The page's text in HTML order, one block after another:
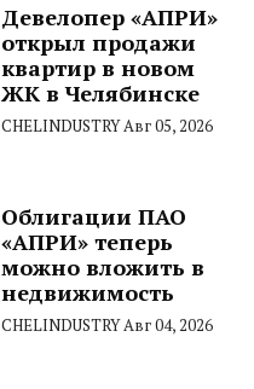
Девелопер «АПРИ»
открыл продажи
квартир в новом
ЖК в Челябинске
CHELINDUSTRYАвг 05, 2026
Облигации ПАО
«АПРИ» теперь
можно вложить в
недвижимость
CHELINDUSTRYАвг 04, 2026